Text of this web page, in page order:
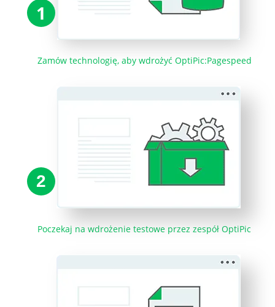
1
Zamów technologię, aby wdrożyć OptiPic:Pagespeed
2
Poczekaj na wdrożenie testowe przez zespół OptiPic